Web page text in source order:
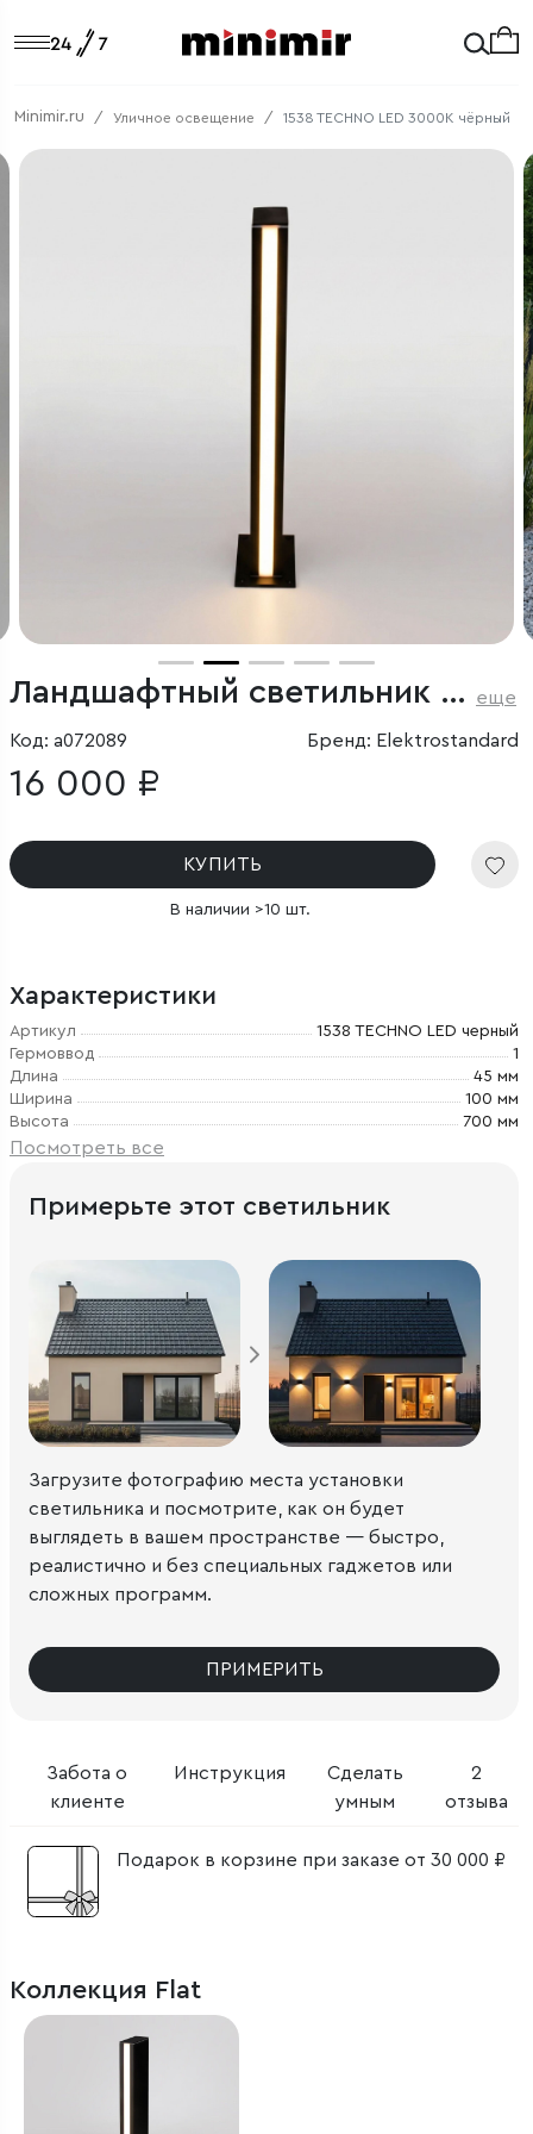
Minimir.ru Уличное освещение 1538 TECHNO LED 3000K чёрный
Ландшафтный светильник уличный Flat 3000K чёрный еще
Код: a072089 Бренд: Elektrostandard
16 000 ₽
КУПИТЬ
В наличии >10 шт.
Характеристики
Артикул
1538 TECHNO LED черный
Гермоввод
1
Длина
45 мм
Ширина
100 мм
Высота
700 мм
Посмотреть все
Забота о
клиенте
Инструкция
Сделать
умным
2
отзыва
Подарок в корзине при заказе от 30 000 ₽
Примерьте этот светильник
Загрузите фотографию места установки
светильника и посмотрите, как он будет
выглядеть в вашем пространстве — быстро,
реалистично и без специальных гаджетов или
сложных программ.
ПРИМЕРИТЬ
Коллекция Flat